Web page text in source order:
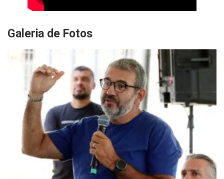
Galeria de Fotos